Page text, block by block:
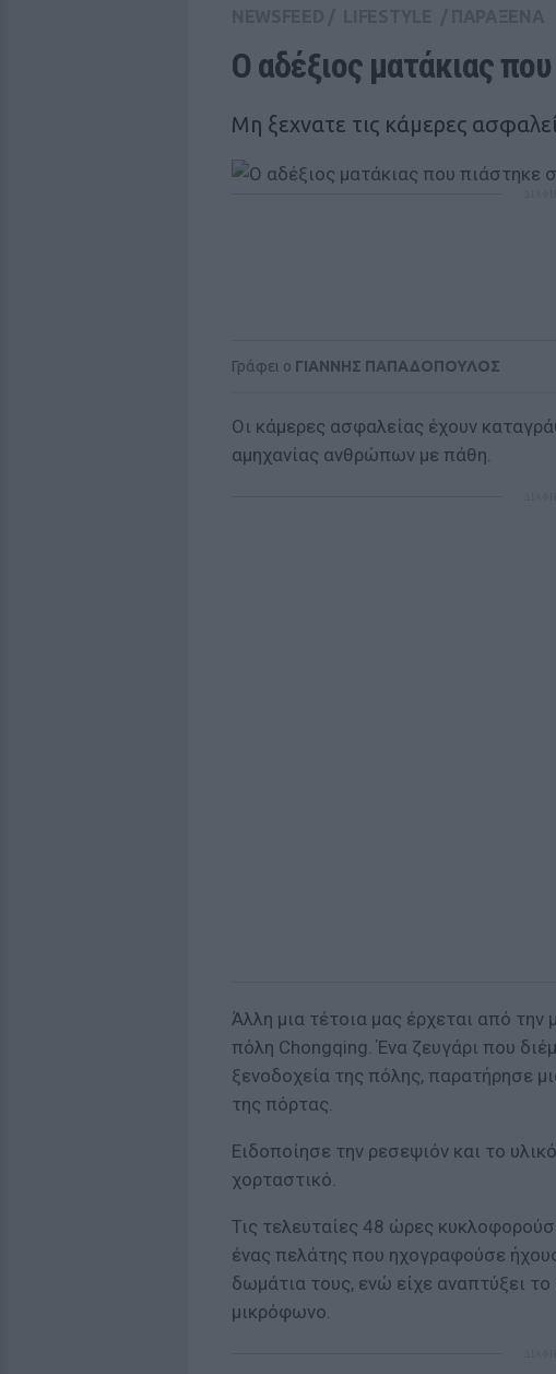
Ο αδέξιος ματάκιας
Μη ξεχνατε τις κάμερες
Γράφει ο ΓΙΑΝΝΗΣ ΠΑΠΑΔΟΠΟΥΛΟΣ
Οι κάμερες ασφαλείας έχουν
αμηχανίας ανθρώπων με πάθη.
Άλλη μια τέτοια μας έρχεται από την
πόλη Chongqing. Ένα ζευγάρι που
ξενοδοχεία της πόλης, παρατήρησε
της πόρτας.
Ειδοποίησε την ρεσεψιόν και το
χορταστικό.
Τις τελευταίες 48 ώρες
ένας πελάτης που ηχογραφούσε
δωμάτια τους, ενώ είχε αναπτύξει
μικρόφωνο.